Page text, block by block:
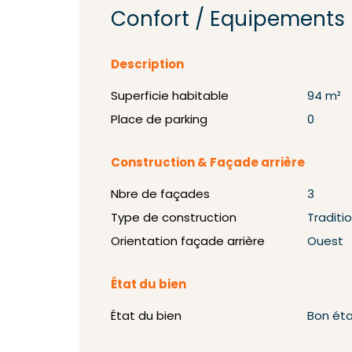
Confort / Equipements
Description
Superficie habitable
94 m²
Place de parking
0
Construction & Façade arrière
Nbre de façades
3
Type de construction
Orientation façade arrière
Ouest
État du bien
État du bien Bon